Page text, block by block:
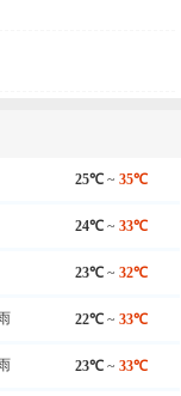
25℃ ~ 35℃
24℃ ~ 33℃
23℃ ~ 32℃
22℃ ~ 33℃
23℃ ~ 33℃